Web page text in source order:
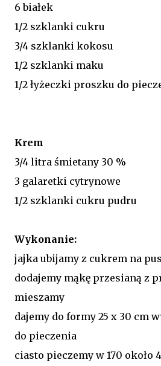
6 białek
1/2 szklanki cukru
3/4 szklanki kokosu
1/2 szklanki maku
1/2 łyżeczki proszku do
Krem
3/4 litra śmietany 30 %
3 galaretki cytrynowe
1/2 szklanki cukru pudru
Wykonanie:
jajka ubijamy z cukrem na
dodajemy mąkę przesianą z
mieszamy
dajemy do formy 25 x 30 cm
do pieczenia
ciasto pieczemy w 170 około